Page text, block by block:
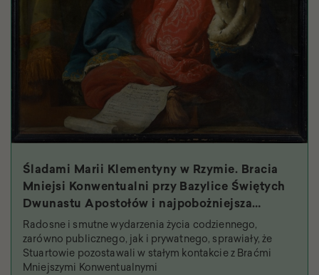
Śladami Marii Klementyny w Rzymie. Bracia
Mniejsi Konwentualni przy Bazylice Świętych
Dwunastu Apostołów i najpobożniejsza
królowa
Radosne i smutne wydarzenia życia codziennego,
zarówno publicznego, jak i prywatnego, sprawiały, że
Stuartowie pozostawali w stałym kontakcie z Braćmi
Mniejszymi Konwentualnymi